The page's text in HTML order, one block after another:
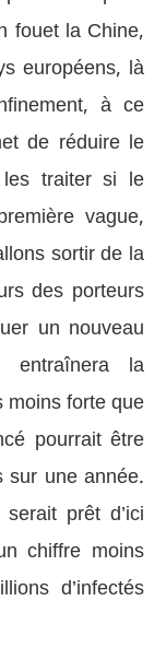
fouet la Chine,
européens, là
à ce
de réduire le
les traiter si le
vague,
sortir de la
des porteurs
un nouveau
entraînera la
forte que
pourrait être
une année.
prêt d’ici
chiffre moins
d’infectés